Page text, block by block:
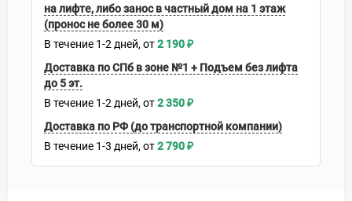
на лифте, либо занос в частный дом на 1 этаж
(пронос не более 30 м)
В течение 1-2 дней 2 190₽
Доставка по СПб в зоне №1 + Подъем без лифта
до 5 эт.
В течение 1-2 дней 2 350₽
Доставка по РФ (до транспортной компании)
В течение 1-3 дней 2 790₽